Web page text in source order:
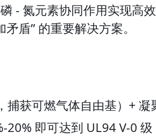
- 氮元素协同作用实现高
盾” 的重要解决方案。
获可燃气体自由基）+ 凝
即可达到 UL94 V-0 级